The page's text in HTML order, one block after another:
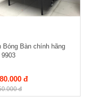
Bóng Bàn chính hãng
9903
đ
đ